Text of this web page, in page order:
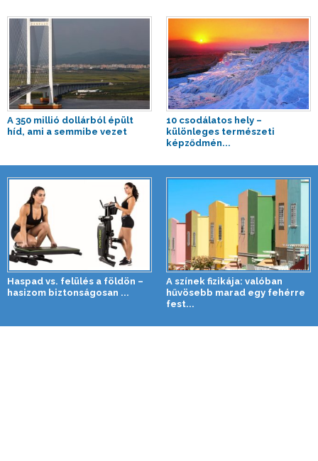
A 350 millió dollárból épült
híd, ami a semmibe vezet
10 csodálatos hely –
különleges természeti
képződmén...
Haspad vs. felülés a földön –
hasizom biztonságosan ...
A színek fizikája: valóban
hűvösebb marad egy fehérre
fest...